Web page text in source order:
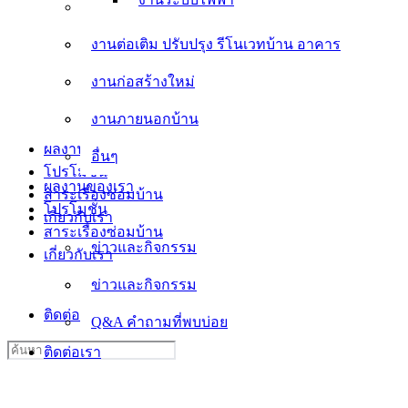
งานต่อเติม ปรับปรุง รีโนเวทบ้าน อาคาร
งานก่อสร้างใหม่
งานภายนอกบ้าน
อื่นๆ
ผลงานของเรา
โปรโมชั่น
สาระเรื่องซ่อมบ้าน
เกี่ยวกับเรา
ข่าวและกิจกรรม
Q&A คำถามที่พบบ่อย
ติดต่อเรา
งานต่อเติม ปรับปรุง รีโนเวทบ้าน อาคาร
งานก่อสร้างใหม่
งานภายนอกบ้าน
อื่นๆ
ผลงานของเรา
โปรโมชั่น
สาระเรื่องซ่อมบ้าน
เกี่ยวกับเรา
ข่าวและกิจกรรม
Q&A คำถามที่พบบ่อย
ติดต่อเรา
Search
for: